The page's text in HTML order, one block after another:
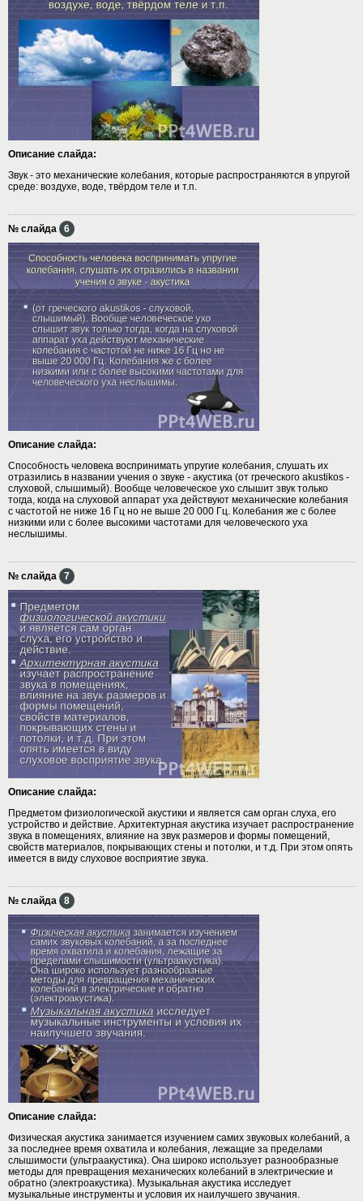
Описание слайда:
Звук - это механические колебания, которые распространяются в упругой
среде: воздухе, воде, твёрдом теле и т.п.
№ слайда 6
Описание слайда:
Способность человека воспринимать упругие колебания, слушать их
отразились в названии учения о звуке - акустика (от греческого akustikos -
слуховой, слышимый). Вообще человеческое ухо слышит звук только
тогда, когда на слуховой аппарат уха действуют механические колебания
с частотой не ниже 16 Гц но не выше 20 000 Гц. Колебания же с более
низкими или с более высокими частотами для человеческого уха
неслышимы.
№ слайда 7
Описание слайда:
Предметом физиологической акустики и является сам орган слуха, его
устройство и действие. Архитектурная акустика изучает распространение
звука в помещениях, влияние на звук размеров и формы помещений,
свойств материалов, покрывающих стены и потолки, и т.д. При этом опять
имеется в виду слуховое восприятие звука.
№ слайда 8
Описание слайда:
Физическая акустика занимается изучением самих звуковых колебаний, а
за последнее время охватила и колебания, лежащие за пределами
слышимости (ультраакустика). Она широко использует разнообразные
методы для превращения механических колебаний в электрические и
обратно (электроакустика). Музыкальная акустика исследует
музыкальные инструменты и условия их наилучшего звучания.